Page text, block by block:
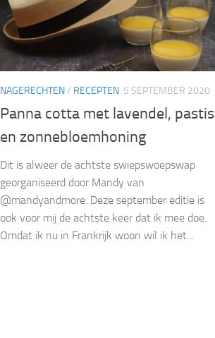
NAGERECHTEN/ RECEPTEN 5 SEPTEMBER 2020
Panna cotta met lavendel, pastis
en zonnebloemhoning
Dit is alweer de achtste swiepswoepswap
georganiseerd door Mandy van
@mandyandmore. Deze september editie is
ook voor mij de achtste keer dat ik mee doe.
Omdat ik nu in Frankrijk woon wil ik het...